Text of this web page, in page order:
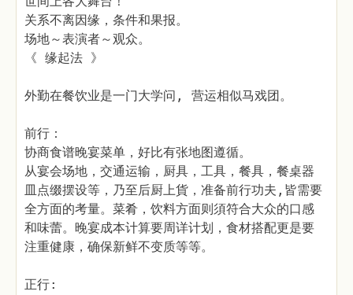
关系不离因缘，条件和果报。
场地～表演者～观众。
《 缘起法 》
外勤在餐饮业是一门大学问, 营运相似马戏团。
前行：
协商食谱晚宴菜单，好比有张地图遵循。
从宴会场地，交通运输，厨具，工具，餐具，餐桌器
皿点缀摆设等，乃至后厨上貨，准备前行功夫,皆需要
全方面的考量。菜肴，饮料方面则須符合大众的口感
和味蕾。晚宴成本计算要周详计划，食材搭配更是要
注重健康，确保新鲜不变质等等。
正行: